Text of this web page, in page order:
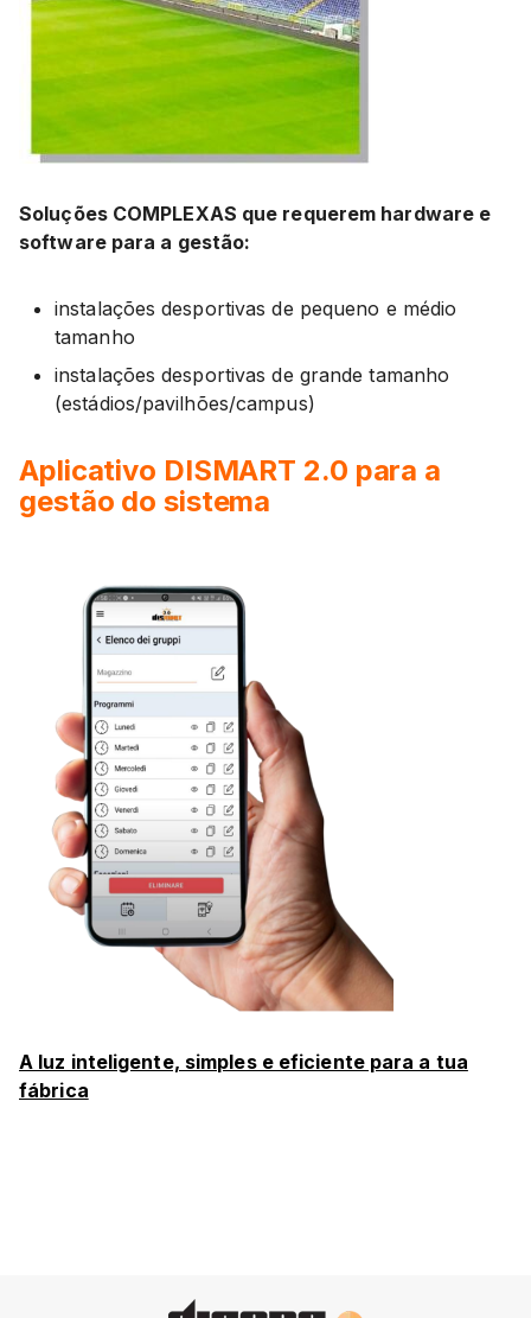
Soluções COMPLEXAS que requerem hardware e
software para a gestão:
instalações desportivas de pequeno e médio
tamanho
instalações desportivas de grande tamanho
(estádios/pavilhões/campus)
Aplicativo DISMART 2.0 para a
gestão do sistema
A luz inteligente, simples e eficiente para a tua
fábrica